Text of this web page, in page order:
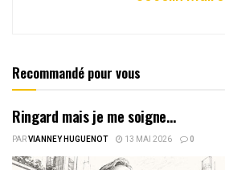
Recommandé pour vous
Ringard mais je me soigne…
PARVIANNEY HUGUENOT 13 MAI 2026 0